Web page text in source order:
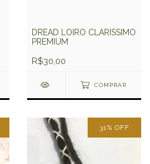
DREAD LOIRO CLARÍSSIMO
PREMIUM
R$30,00
COMPRAR
31% OFF